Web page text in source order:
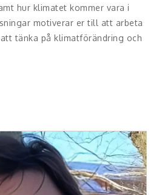
målsättning
hur klimatet kommer vara i
motiverar er till att arbeta
tänka på klimatförändring och